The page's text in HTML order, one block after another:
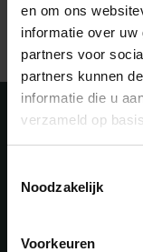
en om ons
informatie over
partners voor
partners kunnen
informatie die u
verzameld op
Noodzakelijk
Voorkeuren
Meld je aan voor
Mijn